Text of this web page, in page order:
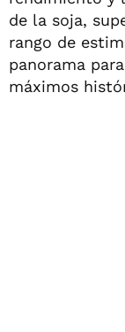
de la soja,
rango de
panorama
máximos